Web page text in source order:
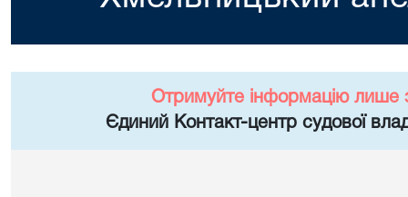
Отримуйте інформацію лише
Єдиний Контакт-центр судової